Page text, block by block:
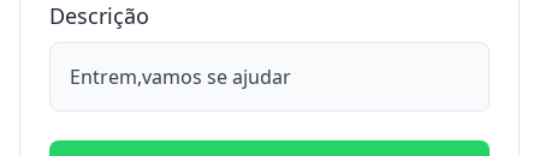
Descrição
Entrem,vamos se ajudar